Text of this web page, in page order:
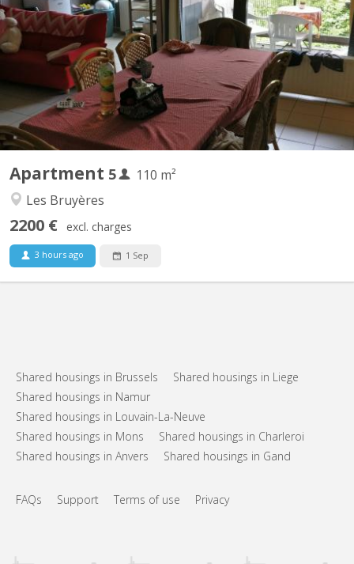
Apartment 5
110 m²
Les Bruyères
2200 € excl. charges
3 hours ago 1 Sep
Appartement meublé 5 chambres Quartier des Bruyères, à 1348
Louvain-la-Neuve, à 150 m de la Place Montesquieu (proximité
centre et facilités). Appartement de 110 m2 pour 5 étudiant(e)s
solidaires, non-fumeurs : 5 chambres, hall, cuisine équipée,
remise, salle de bain avec WC, terrasse, salle...
Shared housings in Brussels
Shared housings in Liege
Shared housings in Namur
Shared housings in Louvain-La-Neuve
Shared housings in Mons
Shared housings in Charleroi
Shared housings in Anvers
Shared housings in Gand
FAQs Support Terms of use Privacy